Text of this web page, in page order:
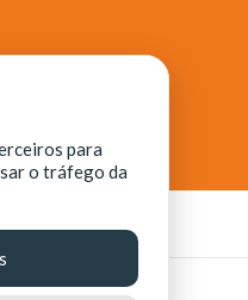
de Ciência,
para
o tráfego da